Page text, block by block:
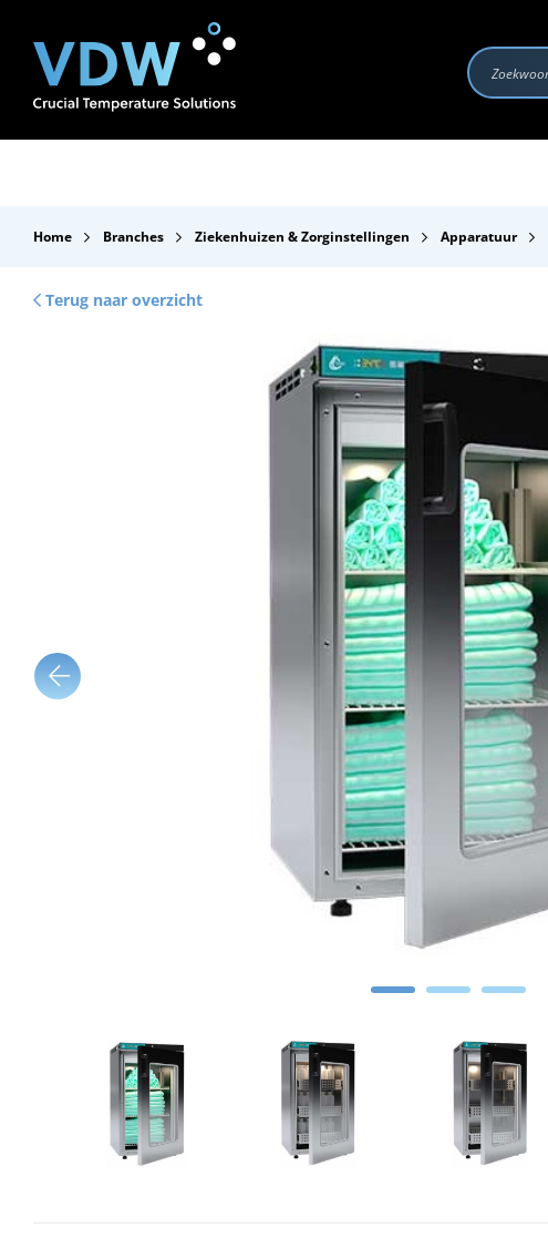
Branches
Home Branches Ziekenhuizen & Zorginstellingen Apparatuur
Terug naar overzicht